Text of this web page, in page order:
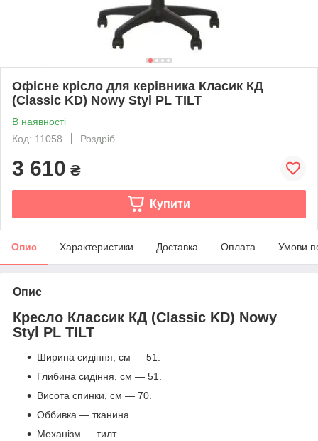
Офісне крісло для керівника Класик КД
(Classic KD) Nowy Styl PL TILT
В наявності
Код: 11058
Роздріб
3 610 ₴
Купити
Опис Характеристики Доставка Оплата Умови
Опис
Кресло Классик КД (Classic KD) Nowy
Styl PL TILT
Ширина сидіння, см — 51.
Глибина сидіння, см — 51.
Висота спинки, см — 70.
Оббивка — тканина.
Механізм — тилт.